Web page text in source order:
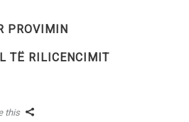
PROVIMIN
TË RILICENCIMIT
this